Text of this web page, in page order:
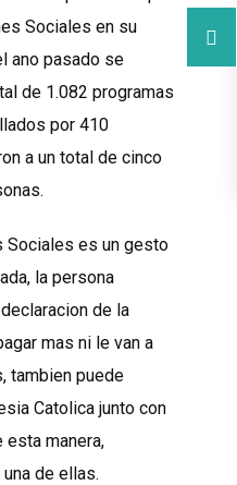
Sociales en su
ano pasado se
de 1.082 programas
por 410
a un total de cinco
Sociales es un gesto
la persona
de la
mas ni le van a
tambien puede
Catolica junto con
esta manera,
de ellas.